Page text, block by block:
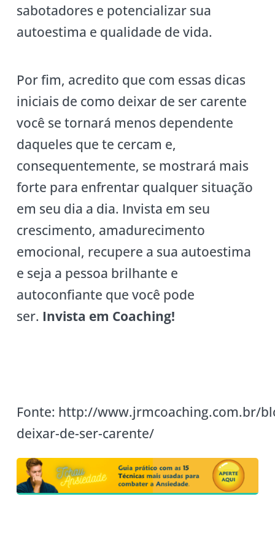
sabotadores e potencializar sua
autoestima e qualidade de vida.
Por fim, acredito que com essas dicas
iniciais de como deixar de ser carente
você se tornará menos dependente
daqueles que te cercam e,
consequentemente, se mostrará mais
forte para enfrentar qualquer situação
em seu dia a dia. Invista em seu
crescimento, amadurecimento
emocional, recupere a sua autoestima
e seja a pessoa brilhante e
autoconfiante que você pode
ser. Invista em Coaching!
Fonte: http://www.jrmcoaching.com.br/
deixar-de-ser-carente/